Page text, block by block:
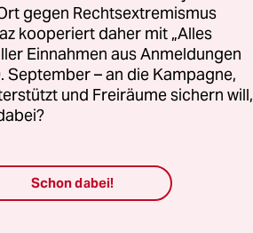
gegen Rechtsextremismus
kooperiert daher mit „Alles
Einnahmen aus Anmeldungen
September – an die Kampagne,
und Freiräume sichern will,
Schon dabei!